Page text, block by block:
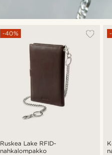
Ruskea Lake RFID-
nahkalompakko
-40%